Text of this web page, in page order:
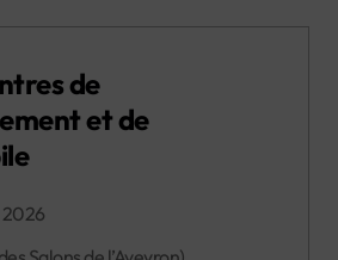
de
et de
2026